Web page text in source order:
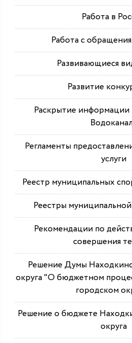
Работа в
Работа с
Развивающиеся
Развитие
Раскрытие
Регламенты
услуги
Реестр муниципальных
Реестры
Рекомендации по
совершения
Решение Думы
округа "О бюджетном
городском
Решение о бюджете
округа